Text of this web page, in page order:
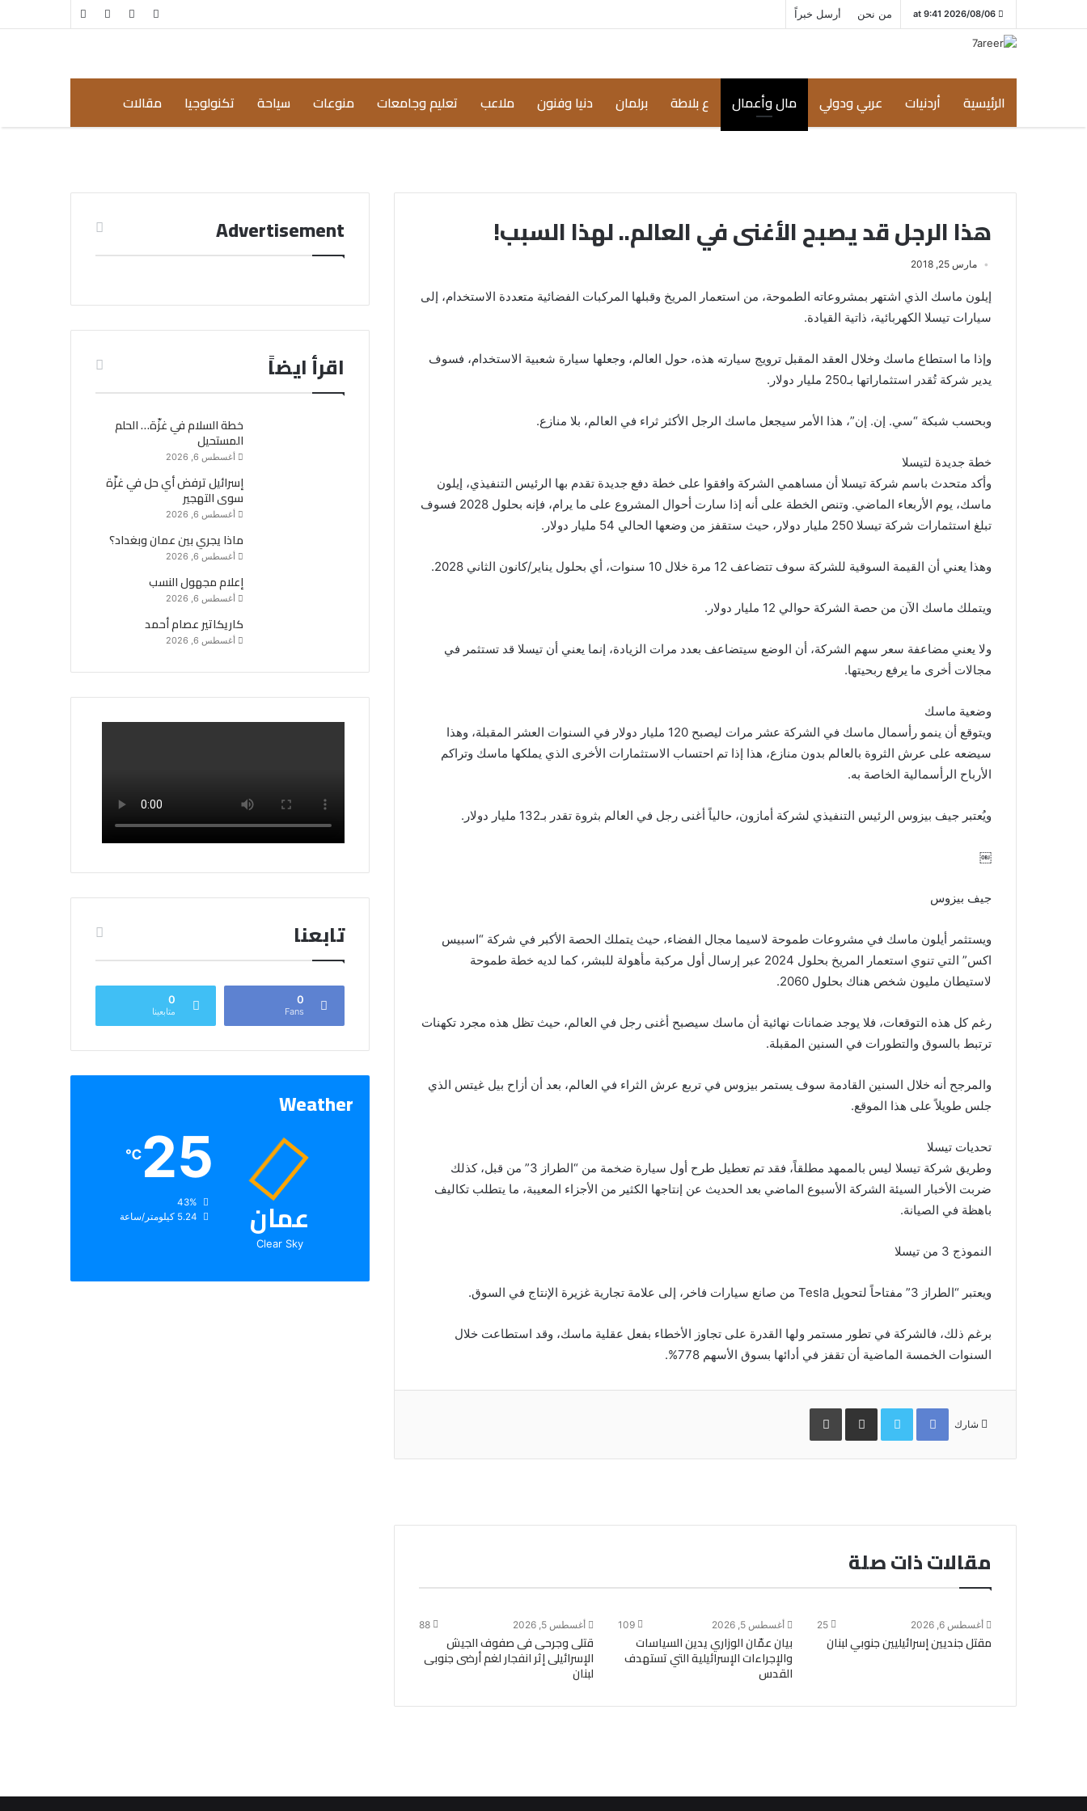
2026/08/06 at 9:41 من نحن أرسل خبراً مقال
الرئيسية أردنيات عربي ودولي مال وأعمال ع بلاطة برلمان دنيا وفنون ملاعب تعليم وجامعات منوعات سياحة تكنولوجيا مقالات
هذا الرجل قد يصبح الأغنى في العالم.. لهذا السبب!
مارس 25, 2018
إيلون ماسك الذي اشتهر بمشروعاته الطموحة، من استعمار المريخ وقبلها المركبات الفضائية متعددة الاستخدام، إلى
سيارات تيسلا الكهربائية، ذاتية القيادة.
وإذا ما استطاع ماسك وخلال العقد المقبل ترويج سيارته هذه، حول العالم، وجعلها سيارة شعبية الاستخدام، فسوف
يدير شركة تُقدر استثماراتها بـ250 مليار دولار.
وبحسب شبكة “سي. إن. إن”، هذا الأمر سيجعل ماسك الرجل الأكثر ثراء في العالم، بلا منازع.
خطة جديدة لتيسلا
وأكد متحدث باسم شركة تيسلا أن مساهمي الشركة وافقوا على خطة دفع جديدة تقدم بها الرئيس التنفيذي، إيلون
ماسك، يوم الأربعاء الماضي. وتنص الخطة على أنه إذا سارت أحوال المشروع على ما يرام، فإنه بحلول 2028 فسوف
تبلغ استثمارات شركة تيسلا 250 مليار دولار، حيث ستقفز من وضعها الحالي 54 مليار دولار.
وهذا يعني أن القيمة السوقية للشركة سوف تتضاعف 12 مرة خلال 10 سنوات، أي بحلول يناير/كانون الثاني 2028.
ويتملك ماسك الآن من حصة الشركة حوالي 12 مليار دولار.
ولا يعني مضاعفة سعر سهم الشركة، أن الوضع سيتضاعف بعدد مرات الزيادة، إنما يعني أن تيسلا قد تستثمر في
مجالات أخرى ما يرفع ربحيتها.
وضعية ماسك
ويتوقع أن ينمو رأسمال ماسك في الشركة عشر مرات ليصبح 120 مليار دولار في السنوات العشر المقبلة، وهذا
سيضعه على عرش الثروة بالعالم بدون منازع، هذا إذا تم احتساب الاستثمارات الأخرى الذي يملكها ماسك وتراكم
الأرباح الرأسمالية الخاصة به.
ويُعتبر جيف بيزوس الرئيس التنفيذي لشركة أمازون، حالياً أغنى رجل في العالم بثروة تقدر بـ132 مليار دولار.
￼
جيف بيزوس
ويستثمر أيلون ماسك في مشروعات طموحة لاسيما مجال الفضاء، حيث يتملك الحصة الأكبر في شركة “اسبيس
اكس” التي تنوي استعمار المريخ بحلول 2024 عبر إرسال أول مركبة مأهولة للبشر، كما لديه خطة طموحة
لاستيطان مليون شخص هناك بحلول 2060.
رغم كل هذه التوقعات، فلا يوجد ضمانات نهائية أن ماسك سيصبح أغنى رجل في العالم، حيث تظل هذه مجرد تكهنات
ترتبط بالسوق والتطورات في السنين المقبلة.
والمرجح أنه خلال السنين القادمة سوف يستمر بيزوس في تربع عرش الثراء في العالم، بعد أن أزاح بيل غيتس الذي
جلس طويلاً على هذا الموقع.
تحديات تيسلا
وطريق شركة تيسلا ليس بالممهد مطلقاً، فقد تم تعطيل طرح أول سيارة ضخمة من “الطراز 3” من قبل، كذلك
ضربت الأخبار السيئة الشركة الأسبوع الماضي بعد الحديث عن إنتاجها الكثير من الأجزاء المعيبة، ما يتطلب تكاليف
باهظة في الصيانة.
النموذج 3 من تيسلا
ويعتبر “الطراز 3” مفتاحاً لتحويل Tesla من صانع سيارات فاخر، إلى علامة تجارية غزيرة الإنتاج في السوق.
برغم ذلك، فالشركة في تطور مستمر ولها القدرة على تجاوز الأخطاء بفعل عقلية ماسك، وقد استطاعت خلال
السنوات الخمسة الماضية أن تقفز في أدائها بسوق الأسهم 778%.
شارك
Facebook
Twitterمشاركة
البريد
طباعة
مقالات ذات صلة
أغسطس 6, 2026 25
مقتل جنديين إسرائيليين جنوبي لبنان
أغسطس 5, 2026 109
بيان عمّان الوزاري يدين السياسات
والإجراءات الإسرائيلية التي تستهدف
القدس
أغسطس 5, 2026 88
قتلى وجرحى فى صفوف الجيش
الإسرائيلى إثر انفجار لغم أرضى جنوبى
لبنان
Advertisement
اقرأ ايضاً
خطة السلام في غزّة… الحلم
المستحيل
أغسطس 6, 2026
إسرائيل ترفض أي حل في غزّة
سوى التهجير
أغسطس 6, 2026
ماذا يجري بين عمان وبغداد؟
أغسطس 6, 2026
إعلام مجهول النسب
أغسطس 6, 2026
كاريكاتير عصام أحمد
أغسطس 6, 2026
تابعنا
0
Fans
0
متابعينا
Weather
عمان
Clear Sky
25
℃
الرطوبة:
الرياح: